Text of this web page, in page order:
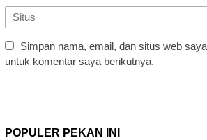
Simpan nama, email, dan situs web
untuk komentar saya berikutnya.
POPULER PEKAN INI